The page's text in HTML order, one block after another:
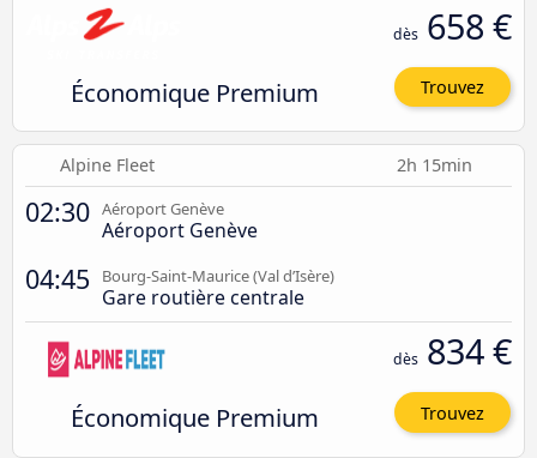
Économique Premium
dès 658 €
Trouvez
Alpine Fleet 2h 15min
02:30 Aéroport Genève
Aéroport Genève
04:45 Bourg-Saint-Maurice (Val d’Isère)
Gare routière centrale
Économique Premium
dès 834 €
Trouvez